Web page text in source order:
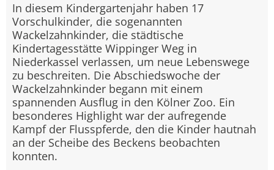
In diesem Kindergartenjahr haben 17
Vorschulkinder, die sogenannten
Wackelzahnkinder, die städtische
Kindertagesstätte Wippinger Weg in
Niederkassel verlassen, um neue Lebenswege
zu beschreiten. Die Abschiedswoche der
Wackelzahnkinder begann mit einem
spannenden Ausflug in den Kölner Zoo. Ein
besonderes Highlight war der aufregende
Kampf der Flusspferde, den die Kinder hautnah
an der Scheibe des Beckens beobachten
konnten.